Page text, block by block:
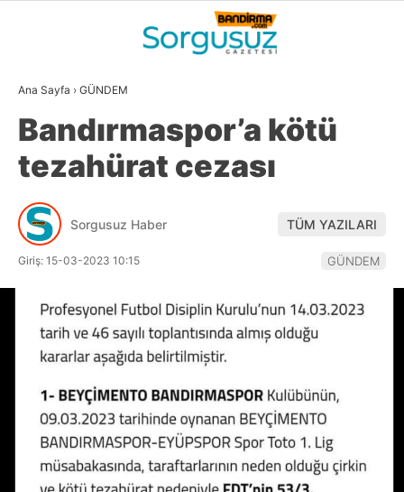
WhatsApp İhbar
Hattı
29.6
BALIKESIR
YAZARLAR
SİYASET
EKONOMİ
MAGAZİN
EĞİTİM
DİĞER
Ana Sayfa › GÜNDEM
Bandırmaspor’a kötü
tezahürat cezası
Sorgusuz Haber TÜM YAZILARI
Giriş: 15-03-2023 10:15 GÜNDEM